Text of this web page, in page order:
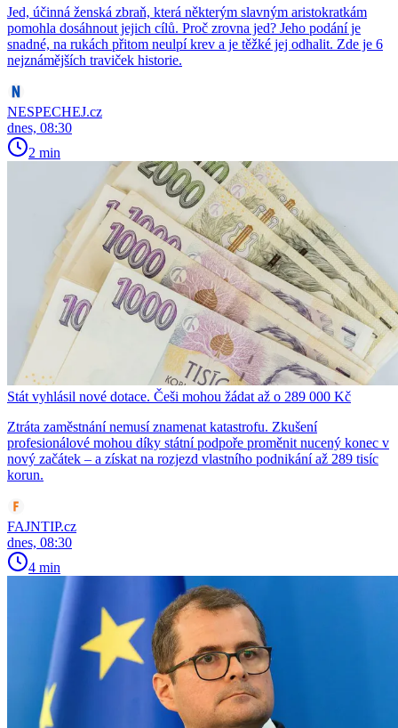
Jed, účinná ženská zbraň, která některým slavným aristokratkám
pomohla dosáhnout jejich cílů. Proč zrovna jed? Jeho podání je
snadné, na rukách přitom neulpí krev a je těžké jej odhalit. Zde je 6
nejznámějších traviček historie.
NESPECHEJ.cz
dnes, 08:30
2 min
Stát vyhlásil nové dotace. Češi mohou žádat až o 289 000 Kč
Ztráta zaměstnání nemusí znamenat katastrofu. Zkušení
profesionálové mohou díky státní podpoře proměnit nucený konec v
nový začátek – a získat na rozjezd vlastního podnikání až 289 tisíc
korun.
FAJNTIP.cz
dnes, 08:30
4 min